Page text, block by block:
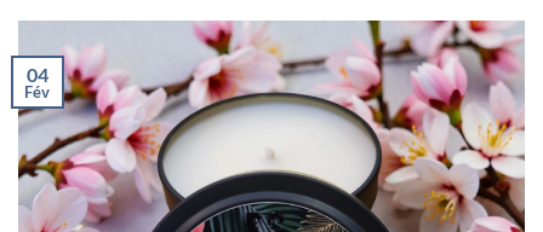
04
Fév